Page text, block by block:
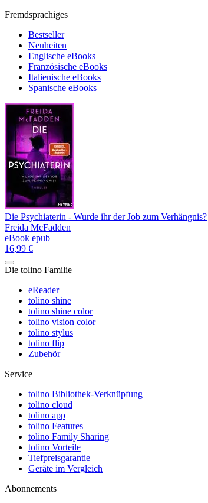
Fremdsprachiges
Bestseller
Neuheiten
Englische eBooks
Französische eBooks
Italienische eBooks
Spanische eBooks
Die Psychiaterin - Wurde ihr der Job zum Verhängnis?
Freida McFadden
eBook epub
16,99 €
Die tolino Familie
eReader
tolino shine
tolino shine color
tolino vision color
tolino stylus
tolino flip
Zubehör
Service
tolino Bibliothek-Verknüpfung
tolino cloud
tolino app
tolino Features
tolino Family Sharing
tolino Vorteile
Tiefpreisgarantie
Geräte im Vergleich
Abonnements